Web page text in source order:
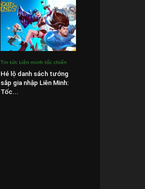
Tin tức Liên minh tốc chiến
Hé lộ danh sách tướng
sắp gia nhập Liên Minh:
Tốc...